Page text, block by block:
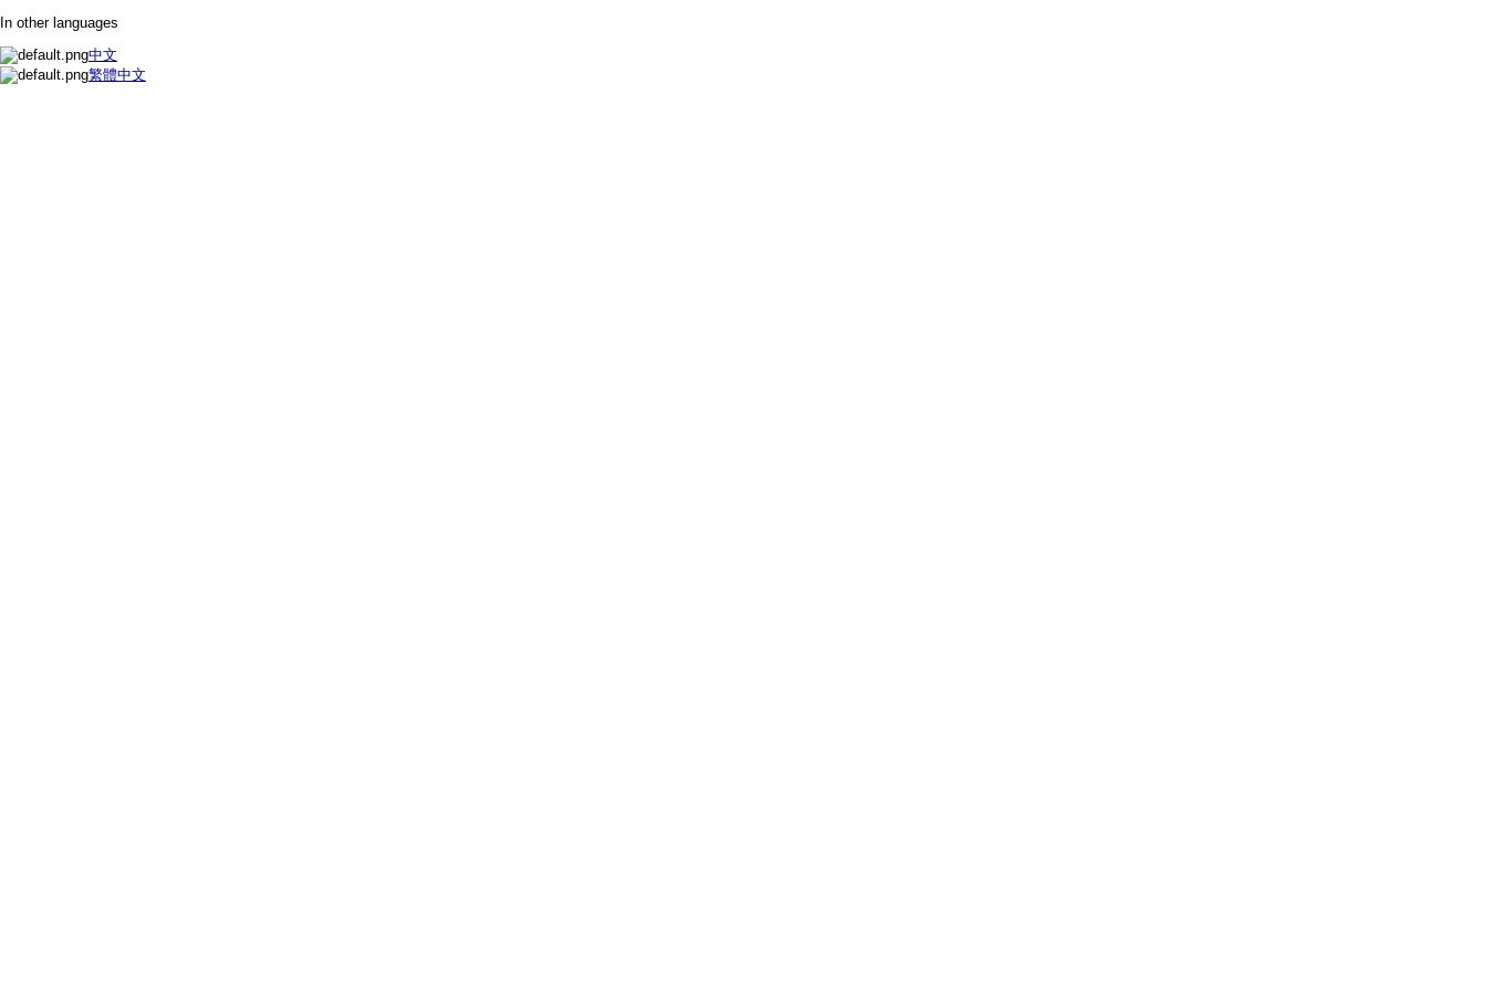
In other languages
中文
繁體中文